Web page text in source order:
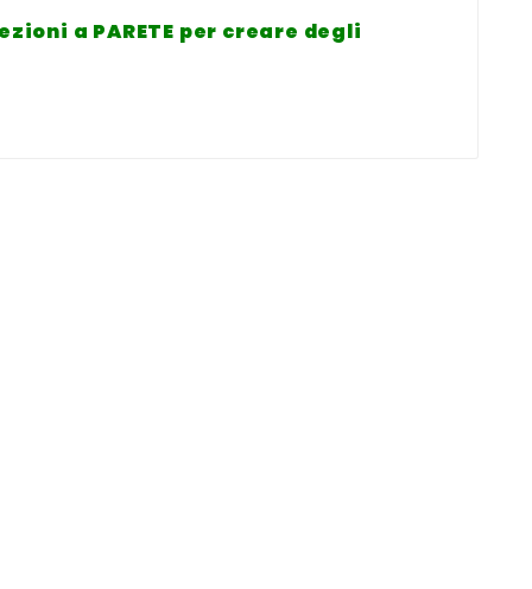
a PARETE per creare degli